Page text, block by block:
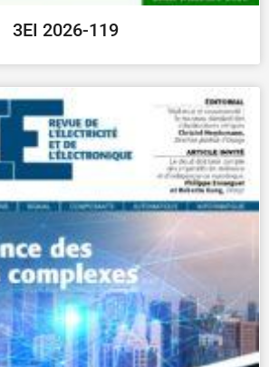
3EI 2026-119